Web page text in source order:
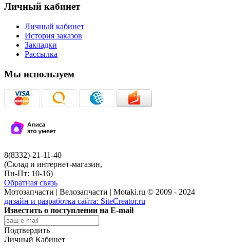
Личный кабинет
Личный кабинет
История заказов
Закладки
Рассылка
Мы используем
8(8332)-21-11-40
(Склад и интернет-магазин,
Пн-Пт: 10-16)
Обратная связь
Мотозапчасти | Велозапчасти | Motaki.ru © 2009 - 2024
дизайн и разработка сайта: SiteCreator.ru
Известить о поступлении на E-mail
Подтвердить
Личный Кабинет